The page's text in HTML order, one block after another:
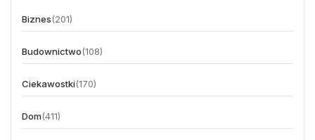
Biznes(201)
Budownictwo(108)
Ciekawostki(170)
Dom(411)